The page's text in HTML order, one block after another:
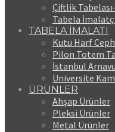
Çiftlik
Tabela
TABELA İMALATI
Kutu Harf
Pilon Totem
İstanbul
Üniversite
ÜRÜNLER
Ahşap Ürünler
Pleksi Ürünler
Metal Ürünler